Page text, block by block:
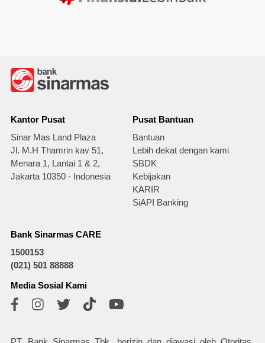
Kantor Pusat
Sinar Mas Land Plaza
Jl. M.H Thamrin kav 51,
Menara 1, Lantai 1 & 2,
Jakarta 10350 - Indonesia
Pusat Bantuan
Bantuan
Lebih dekat dengan kami
SBDK
Kebijakan
KARIR
SiAPI Banking
Bank Sinarmas CARE
1500153
(021) 501 88888
Media Sosial Kami